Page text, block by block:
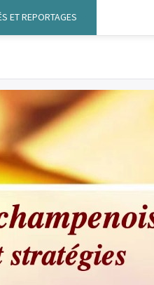
ET REPORTAGES